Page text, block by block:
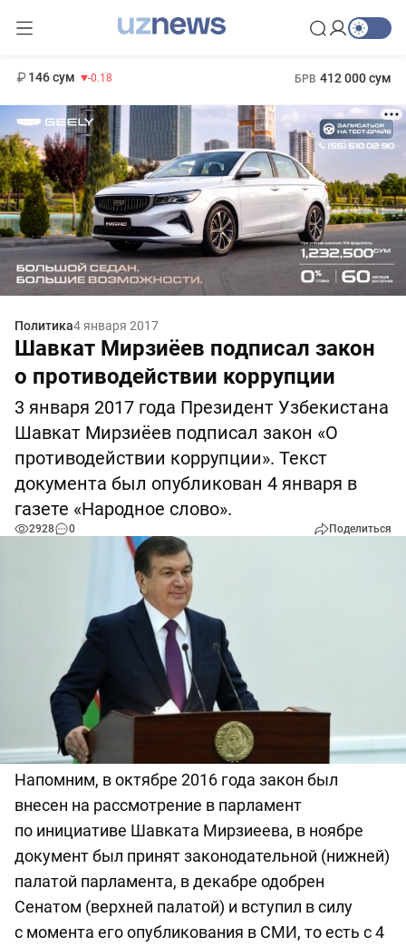
146 сум -0.18 БРВ 412 000 сум
Политика4 января 2017
Шавкат Мирзиёев подписал закон
о противодействии коррупции
3 января 2017 года Президент Узбекистана
Шавкат Мирзиёев подписал закон «О
противодействии коррупции». Текст
документа был опубликован 4 января в
газете «Народное слово».
2928 0 Поделиться
Напомним, в октябре 2016 года закон был
внесен на рассмотрение в парламент
по инициативе Шавката Мирзиеева, в ноябре
документ был принят законодательной (нижней)
палатой парламента, в декабре одобрен
Сенатом (верхней палатой) и вступил в силу
с момента его опубликования в СМИ, то есть с 4